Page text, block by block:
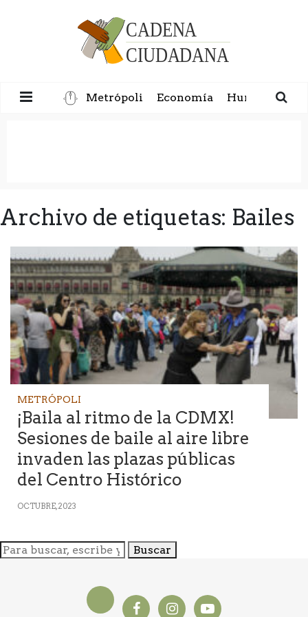
Metrópoli Economía Humanidad
Archivo de etiquetas: Bailes
METRÓPOLI
¡Baila al ritmo de la CDMX!
Sesiones de baile al aire libre
invaden las plazas públicas
del Centro Histórico
OCTUBRE, 2023
Buscar